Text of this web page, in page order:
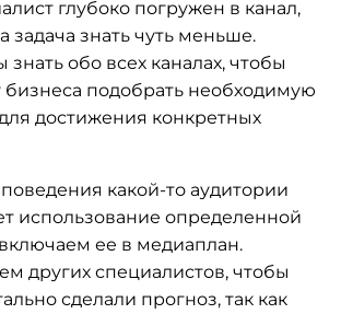
глубоко погружен в канал,
задача знать чуть меньше.
обо всех каналах, чтобы
бизнеса подобрать необходимую
достижения конкретных
какой-то аудитории
использование определенной
ее в медиаплан.
других специалистов, чтобы
сделали прогноз, так как